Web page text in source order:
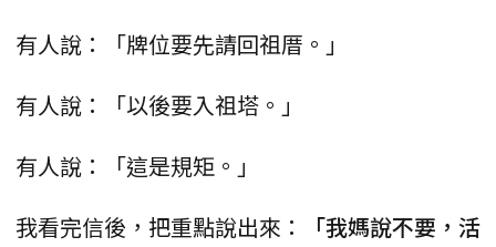
有人說：「牌位要先請回祖厝。」
有人說：「以後要入祖塔。」
有人說：「這是規矩。」
我看完信後，把重點說出來：
「我媽說不要，活